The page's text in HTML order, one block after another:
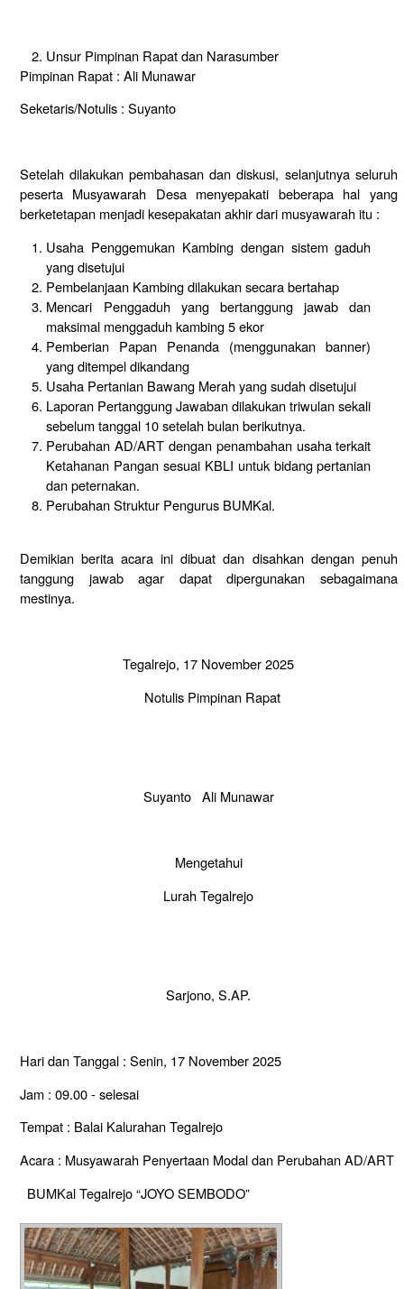
Unsur Pimpinan Rapat dan Narasumber
Pimpinan Rapat : Ali Munawar
Seketaris/Notulis : Suyanto
Setelah dilakukan pembahasan dan diskusi, selanjutnya seluruh
peserta Musyawarah Desa menyepakati beberapa hal yang
berketetapan menjadi kesepakatan akhir dari musyawarah itu :
Usaha Penggemukan Kambing dengan sistem gaduh
yang disetujui
Pembelanjaan Kambing dilakukan secara bertahap
Mencari Penggaduh yang bertanggung jawab dan
maksimal menggaduh kambing 5 ekor
Pemberian Papan Penanda (menggunakan banner)
yang ditempel dikandang
Usaha Pertanian Bawang Merah yang sudah disetujui
Laporan Pertanggung Jawaban dilakukan triwulan sekali
sebelum tanggal 10 setelah bulan berikutnya.
Perubahan AD/ART dengan penambahan usaha terkait
Ketahanan Pangan sesuai KBLI untuk bidang pertanian
dan peternakan.
Perubahan Struktur Pengurus BUMKal.
Demikian berita acara ini dibuat dan disahkan dengan penuh
tanggung jawab agar dapat dipergunakan sebagaimana
mestinya.
Tegalrejo, 17 November 2025
Notulis Pimpinan Rapat
Suyanto Ali Munawar
Mengetahui
Lurah Tegalrejo
Sarjono, S.AP.
Hari dan Tanggal : Senin, 17 November 2025
Jam : 09.00 - selesai
Tempat : Balai Kalurahan Tegalrejo
Acara : Musyawarah Penyertaan Modal dan Perubahan AD/ART
BUMKal Tegalrejo “JOYO SEMBODO”